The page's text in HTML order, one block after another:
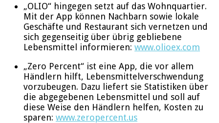
„OLIO“ hingegen setzt auf das Wohnquartier.
Mit der App können Nachbarn sowie lokale
Geschäfte und Restaurant sich vernetzen und
sich gegenseitig über übrig gebliebene
Lebensmittel informieren: www.olioex.com
„Zero Percent“ ist eine App, die vor allem
Händlern hilft, Lebensmittelverschwendung
vorzubeugen. Dazu liefert sie Statistiken über
die abgegebenen Lebensmittel und soll auf
diese Weise den Händlern helfen, Kosten zu
sparen: www.zeropercent.us